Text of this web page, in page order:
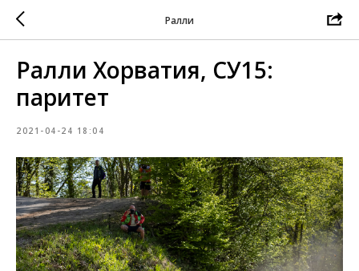
Ралли
Ралли Хорватия, СУ15:
паритет
2021-04-24 18:04